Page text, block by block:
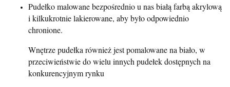
Pudełko malowane bezpośrednio u nas białą farbą akrylową
i kilkukrotnie lakierowane, aby było odpowiednio
chronione.
Wnętrze pudełka również jest pomalowane na biało, w
przeciwieństwie do wielu innych pudełek dostępnych na
konkurencyjnym rynku